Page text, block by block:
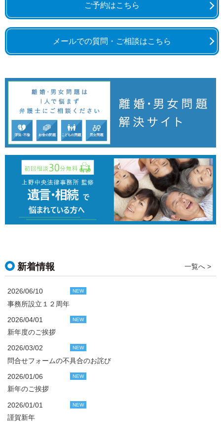
ご予約はこちら
メールでの質問・ご相談はこちら
新着情報 一覧へ >
2026/06/10 NEW
事務所設立１２周年
2026/04/01 NEW
新年度のご挨拶
2026/03/02 NEW
問合せフォームの不具合のお詫び
2026/01/06 NEW
新年のご挨拶
2026/01/01 NEW
謹賀新年